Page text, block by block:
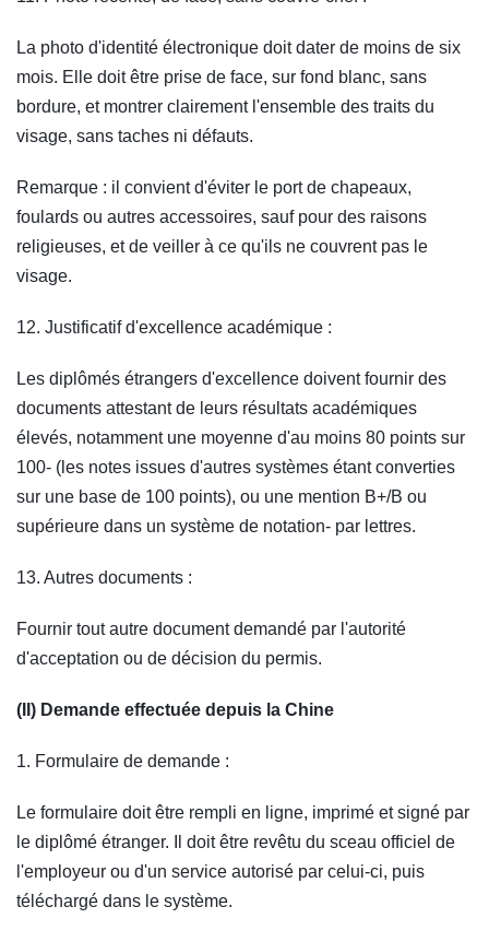
La photo d'identité électronique doit dater de moins de six
mois. Elle doit être prise de face, sur fond blanc, sans
bordure, et montrer clairement l'ensemble des traits du
visage, sans taches ni défauts.
Remarque : il convient d'éviter le port de chapeaux,
foulards ou autres accessoires, sauf pour des raisons
religieuses, et de veiller à ce qu'ils ne couvrent pas le
visage.
12. Justificatif d'excellence académique :
Les diplômés étrangers d'excellence doivent fournir des
documents attestant de leurs résultats académiques
élevés, notamment une moyenne d'au moins 80 points sur
100‑ (les notes issues d'autres systèmes étant converties
sur une base de 100 points), ou une mention B+/B ou
supérieure dans un système de notation‑ par lettres.
13. Autres documents :
Fournir tout autre document demandé par l'autorité
d'acceptation ou de décision du permis.
(II) Demande effectuée depuis la Chine
1. Formulaire de demande :
Le formulaire doit être rempli en ligne, imprimé et signé par
le diplômé étranger. Il doit être revêtu du sceau officiel de
l'employeur ou d'un service autorisé par celui-ci, puis
téléchargé dans le système.